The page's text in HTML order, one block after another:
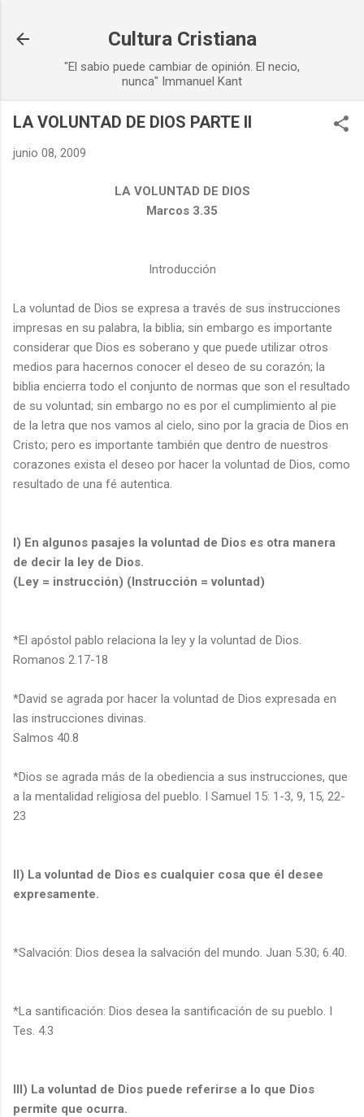
Cultura Cristiana
"El sabio puede cambiar de opinión. El necio,
nunca" Immanuel Kant
LA VOLUNTAD DE DIOS PARTE II
junio 08, 2009
LA VOLUNTAD DE DIOS
Marcos 3.35
Introducción
La voluntad de Dios se expresa a través de sus instrucciones
impresas en su palabra, la biblia; sin embargo es importante
considerar que Dios es soberano y que puede utilizar otros
medios para hacernos conocer el deseo de su corazón; la
biblia encierra todo el conjunto de normas que son el resultado
de su voluntad; sin embargo no es por el cumplimiento al pie
de la letra que nos vamos al cielo, sino por la gracia de Dios en
Cristo; pero es importante también que dentro de nuestros
corazones exista el deseo por hacer la voluntad de Dios, como
resultado de una fé autentica.
I) En algunos pasajes la voluntad de Dios es otra manera
de decir la ley de Dios.
(Ley = instrucción) (Instrucción = voluntad)
*El apóstol pablo relaciona la ley y la voluntad de Dios.
Romanos 2.17-18
*David se agrada por hacer la voluntad de Dios expresada en
las instrucciones divinas.
Salmos 40.8
*Dios se agrada más de la obediencia a sus instrucciones, que
a la mentalidad religiosa del pueblo. I Samuel 15: 1-3, 9, 15, 22-
23
II) La voluntad de Dios es cualquier cosa que él desee
expresamente.
*Salvación: Dios desea la salvación del mundo. Juan 5.30; 6.40.
*La santificación: Dios desea la santificación de su pueblo. I
Tes. 4.3
III) La voluntad de Dios puede referirse a lo que Dios
permite que ocurra.